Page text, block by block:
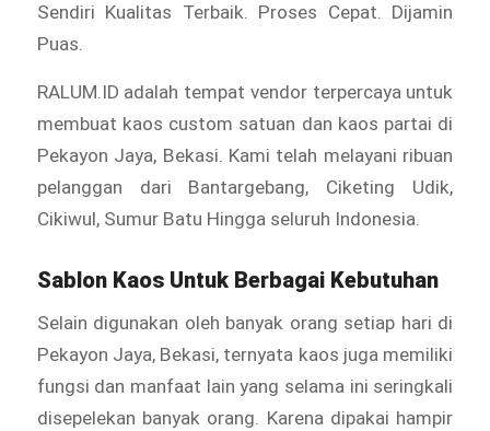
Sendiri Kualitas Terbaik. Proses Cepat. Dijamin
Puas.
RALUM.ID adalah tempat vendor terpercaya untuk
membuat kaos custom satuan dan kaos partai di
Pekayon Jaya, Bekasi. Kami telah melayani ribuan
pelanggan dari Bantargebang, Ciketing Udik,
Cikiwul, Sumur Batu Hingga seluruh Indonesia.
Sablon Kaos Untuk Berbagai Kebutuhan
Selain digunakan oleh banyak orang setiap hari di
Pekayon Jaya, Bekasi, ternyata kaos juga memiliki
fungsi dan manfaat lain yang selama ini seringkali
disepelekan banyak orang. Karena dipakai hampir